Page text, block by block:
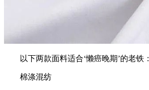
以下两款面料适合‘懒癌晚期’的老铁：
棉涤混纺